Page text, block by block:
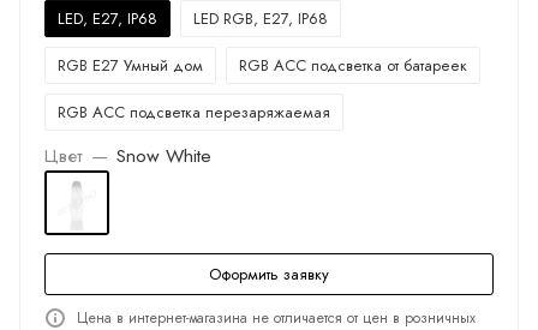
LED, E27, IP68 LED RGB, E27, IP68
RGB E27 Умный дом RGB ACC подсветка от батареек
RGB ACC подсветка перезаряжаемая
Цвет — Snow White
Оформить заявку
Цена в интернет-магазина не отличается от цен в розничных